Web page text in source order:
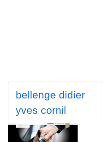
bellenge didier
yves cornil